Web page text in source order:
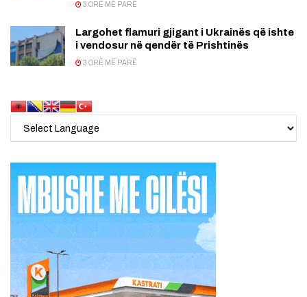
3 ORË MË PARË
Largohet flamuri gjigant i Ukrainës që ishte
i vendosur në qendër të Prishtinës
3 ORË MË PARË